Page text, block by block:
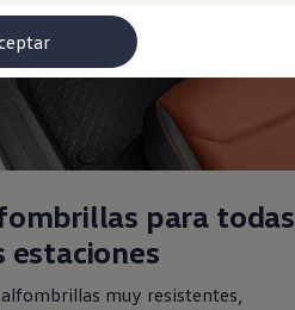
para todas
estaciones
muy resistentes,